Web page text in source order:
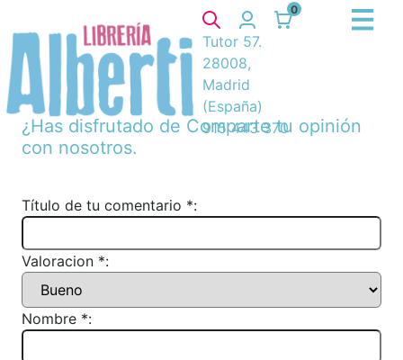
0
Tutor 57.
28008,
Madrid
(España)
915 443 370
¿Has disfrutado de Comparte tu opinión
con nosotros.
Título de tu comentario *:
Valoracion *:
Nombre *: